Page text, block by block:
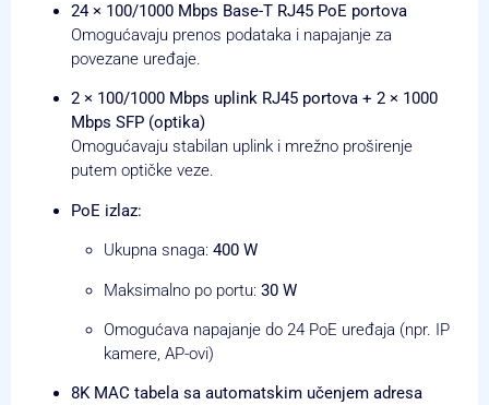
24 × 100/1000 Mbps Base-T RJ45 PoE portova
Omogućavaju prenos podataka i napajanje za
povezane uređaje.
2 × 100/1000 Mbps uplink RJ45 portova + 2 × 1000
Mbps SFP (optika)
Omogućavaju stabilan uplink i mrežno proširenje
putem optičke veze.
PoE izlaz:
Ukupna snaga: 400 W
Maksimalno po portu: 30 W
Omogućava napajanje do 24 PoE uređaja (npr. IP
kamere, AP-ovi)
8K MAC tabela sa automatskim učenjem adresa